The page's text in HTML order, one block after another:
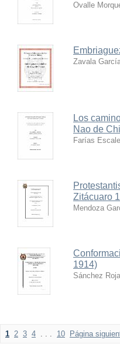
Ovalle
Zavala
Los
Nao de
Farías
Zitácuaro
Mendoza
1914)
Sánchez
1 2 3 4 . . . 10 Página